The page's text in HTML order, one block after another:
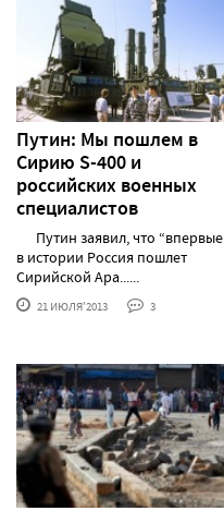
Путин: Мы пошлем в
Сирию S-400 и
российских военных
специалистов
Путин заявил, что “впервые
в истории Россия пошлет
Сирийской Ара......
21 ИЮЛЯ'2013 3